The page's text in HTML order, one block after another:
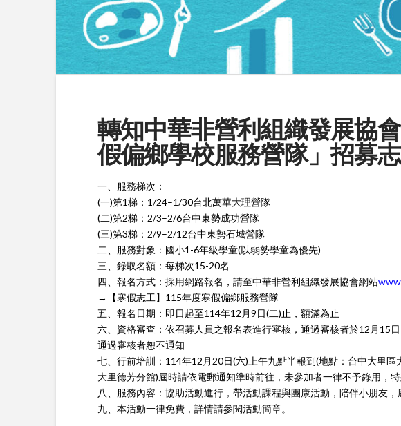
轉知中華非營利組織發展協
假偏鄉學校服務營隊」招募
一、服務梯次：
(一)第1梯：1/24–1/30台北萬華大理營隊
(二)第2梯：2/3–2/6台中東勢成功營隊
(三)第3梯：2/9–2/12台中東勢石城營隊
二、服務對象：國小1-6年級學童(以弱勢學童為優先)
三、錄取名額：每梯次15-20名
四、報名方式：採用網路報名，請至中華非營利組織發展協會網站
→【寒假志工】115年度寒假偏鄉服務營隊
五、報名日期：即日起至114年12月9日(二)止，額滿為止
六、資格審查：依召募人員之報名表進行審核，通過審核者於12月15
通過審核者恕不通知
七、行前培訓：114年12月20日(六)上午九點半報到(地點：台中大里
大里德芳分館)屆時請依電郵通知準時前往，未參加者一律不予錄用，
八、服務內容：協助活動進行，帶活動課程與團康活動，陪伴小朋友，
九、本活動一律免費，詳情請參閱活動簡章。